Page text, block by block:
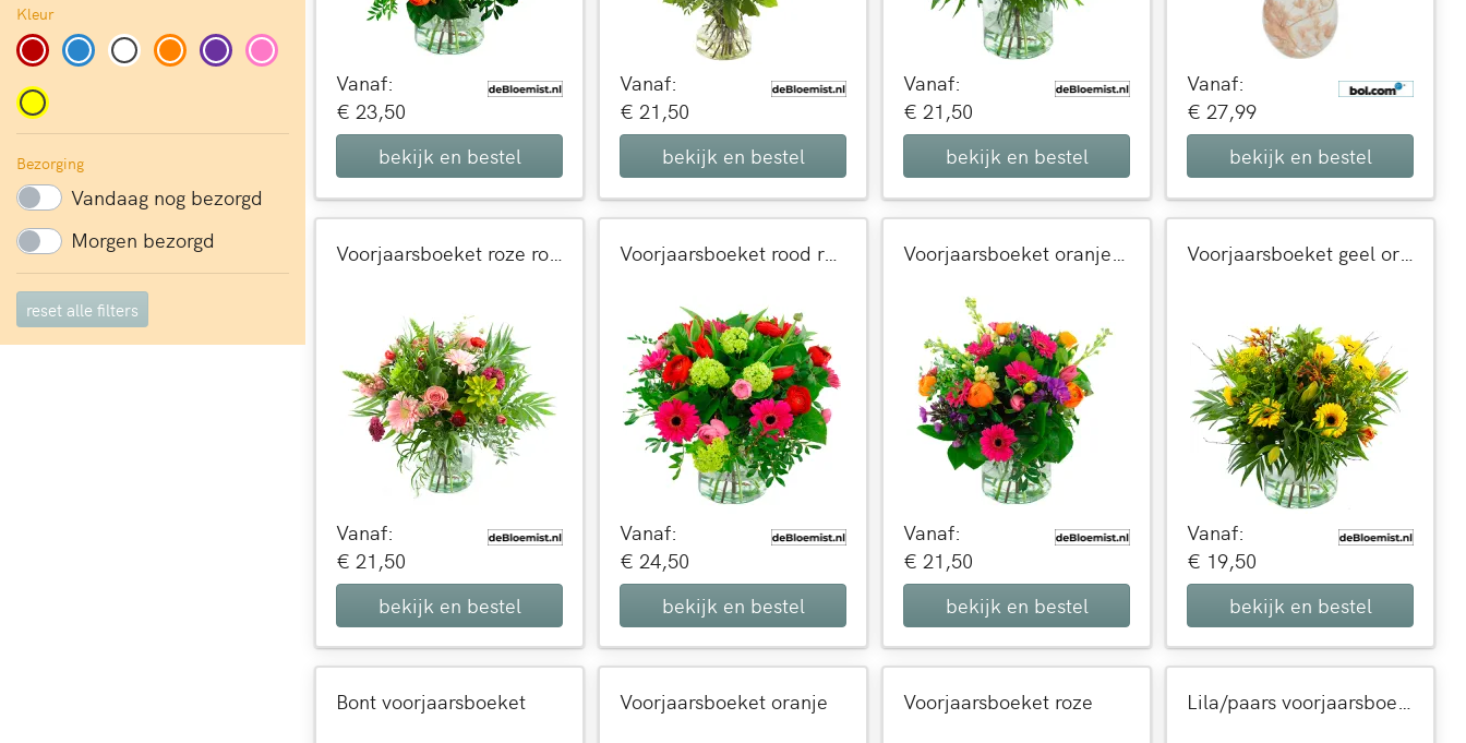
Kleur
Bezorging
Vandaag nog bezorgd
Morgen bezorgd
reset alle filters
Vanaf:
€ 23,50
bekijk en bestel
Vanaf:
€ 21,50
bekijk en bestel
Vanaf:
€ 21,50
bekijk en bestel
Vanaf:
€ 27,99
bekijk en bestel
Voorjaarsboeket roze rood
Vanaf:
€ 21,50
bekijk en bestel
Voorjaarsboeket rood roze en lila
Vanaf:
€ 24,50
bekijk en bestel
Vanaf:
€ 21,50
bekijk en bestel
Voorjaarsboeket geel oranje
Vanaf:
€ 19,50
bekijk en bestel
Bont voorjaarsboeket Voorjaarsboeket oranje Voorjaarsboeket roze